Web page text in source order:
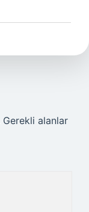
Gerekli alanlar